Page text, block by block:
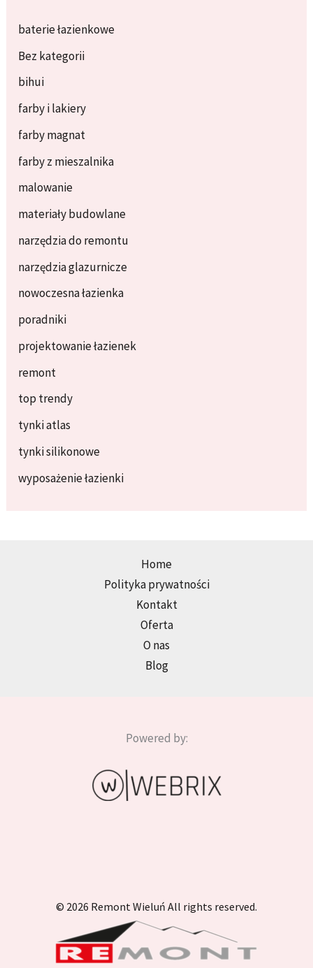
baterie łazienkowe
Bez kategorii
bihui
farby i lakiery
farby magnat
farby z mieszalnika
malowanie
materiały budowlane
narzędzia do remontu
narzędzia glazurnicze
nowoczesna łazienka
poradniki
projektowanie łazienek
remont
top trendy
tynki atlas
tynki silikonowe
wyposażenie łazienki
Home
Polityka prywatności
Kontakt
Oferta
O nas
Blog
Powered by:
© 2026 Remont Wieluń All rights reserved.